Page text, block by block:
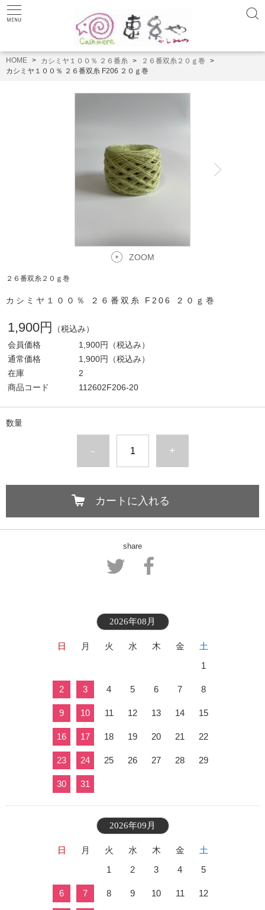
HOME カシミヤ１００％ ２６番糸
２６番双糸２０ｇ巻
カシミヤ１００％ ２６番双糸 F206 ２０ｇ巻
ZOOM
２６番双糸２０ｇ巻
カシミヤ１００％ ２６番双糸 F206 ２０ｇ巻
1,900円
（税込み）
会員価格
1,900円
（税込み）
通常価格
1,900円
（税込み）
在庫
2
商品コード
112602F206-20
数量
- +
カートに入れる
share
2026年08月
日 月 火 水 木 金
土
1
2 3 4 5 6 7 8
9 10 11 12 13 14 15
16 17 18 19 20 21 22
23 24 25 26 27 28 29
30 31
2026年09月
日 月 火 水 木 金
土
1
2 3 4 5
6 7 8 9 10 11 12